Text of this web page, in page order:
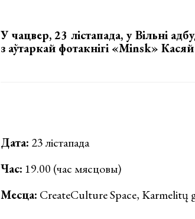
У чацвер, 23 лістапада, у Вільні
з аўтаркай фотакнігі «Мinsk»
Дата: 23 лістапада
Час: 19.00 (час мясцовы)
Месца: CreateCulture Space, Karmelitų